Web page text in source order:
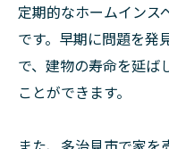
定期的なホームインス
です。早期に問題を発
で、建物の寿命を延ば
ことができます。